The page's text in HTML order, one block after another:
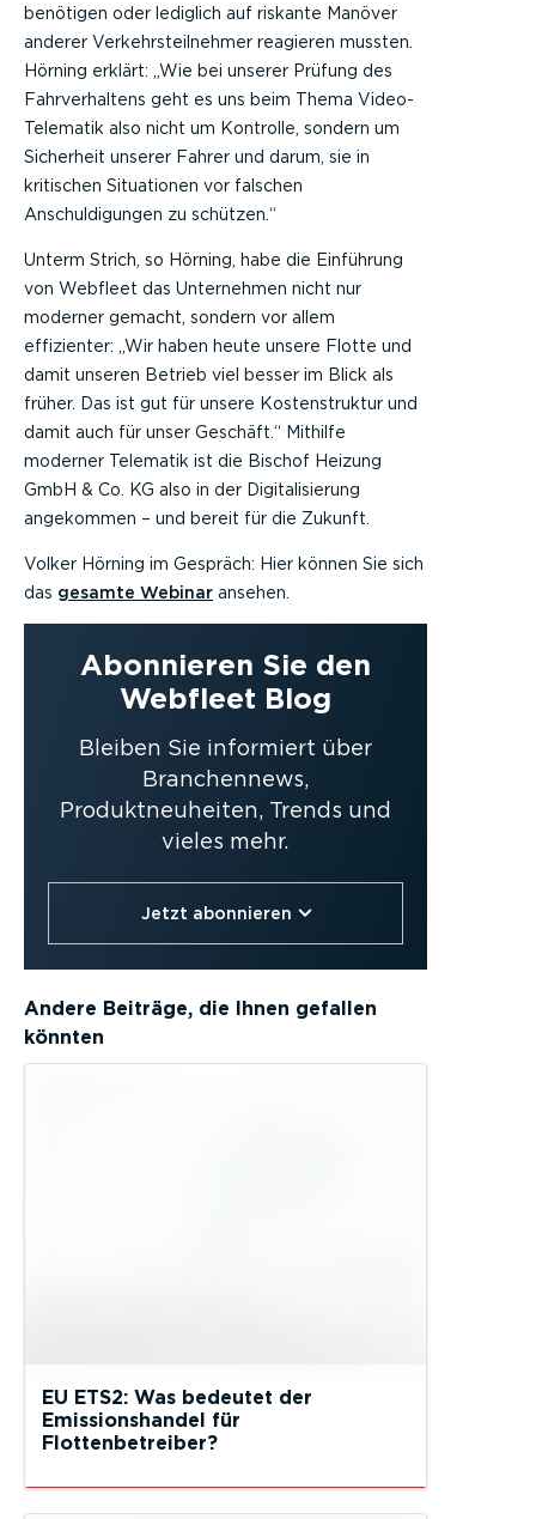
benötigen oder lediglich auf riskante Manöver
anderer Verkehrsteilnehmer reagieren mussten.
Hörning erklärt: „Wie bei unserer Prüfung des
Fahrverhaltens geht es uns beim Thema Video-
Telematik also nicht um Kontrolle, sondern um
Sicherheit unserer Fahrer und darum, sie in
kritischen Situationen vor falschen
Anschuldigungen zu schützen.“
Unterm Strich, so Hörning, habe die Einführung
von Webfleet das Unternehmen nicht nur
moderner gemacht, sondern vor allem
effizienter: „Wir haben heute unsere Flotte und
damit unseren Betrieb viel besser im Blick als
früher. Das ist gut für unsere Kostenstruktur und
damit auch für unser Geschäft.“ Mithilfe
moderner Telematik ist die Bischof Heizung
GmbH & Co. KG also in der Digitalisierung
angekommen – und bereit für die Zukunft.
Volker Hörning im Gespräch: Hier können Sie sich
das gesamte Webinar ansehen.
Abonnieren Sie den
Webfleet Blog
Bleiben Sie informiert über
Branchennews,
Produktneuheiten, Trends und
vieles mehr.
Jetzt abonnieren
Andere Beiträge, die Ihnen gefallen
könnten
EU ETS2: Was bedeutet der
Emissionshandel für
Flottenbetreiber?